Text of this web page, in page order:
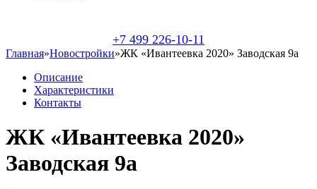
+7 499 226-10-11
Главная»Новостройки»ЖК «Ивантеевка 2020» Заводская 9а
Описание
Характеристики
Контакты
ЖК «Ивантеевка 2020»
Заводская 9а